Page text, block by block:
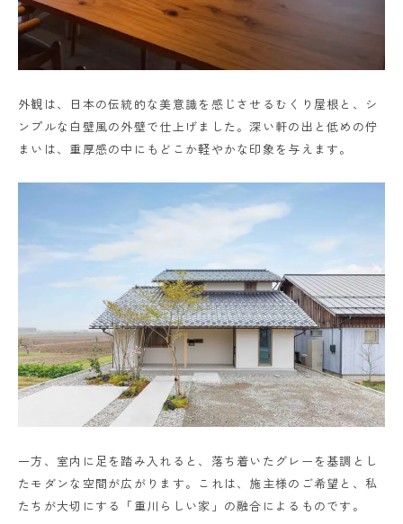
外観は、日本の伝統的な美意識を感じさせるむくり屋根と、シ
ンプルな白壁風の外壁で仕上げました。深い軒の出と低めの佇
まいは、重厚感の中にもどこか軽やかな印象を与えます。
一方、室内に足を踏み入れると、落ち着いたグレーを基調とし
たモダンな空間が広がります。これは、施主様のご希望と、私
たちが大切にする「重川らしい家」の融合によるものです。